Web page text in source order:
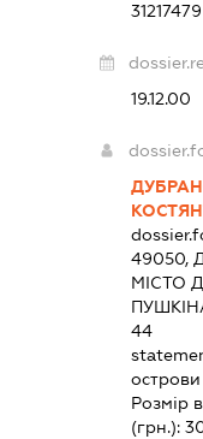
31217479
19.12.00
49050,
МІСТО
44
острови
Розмір
(грн.):